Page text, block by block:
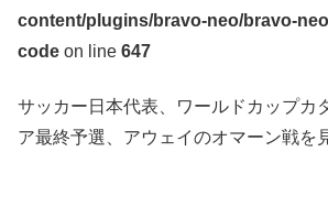
content/plugins/bravo-neo/bravo-
code on line 647
サッカー日本代表、ワールドカップカ
ア最終予選、アウェイのオマーン戦を